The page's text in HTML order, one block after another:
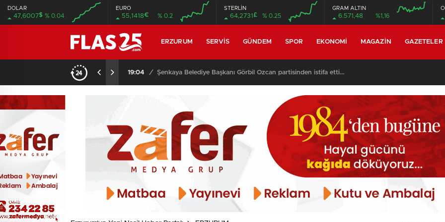
DOLAR
47,6007$ % 0.04
EURO
55,1418€ % 0.2
STERLİN
64,2731 £ % 0.25
GRAM ALTIN
6.571,48 %1,16
ERZURUM SERVIS GÜNDEM SPOR EKONOMI MAGAZIN GAZETELER
18:56 / Kazım Karabekir Stadyumu’nda 4 tribün tam kapasiteyle açıldı..